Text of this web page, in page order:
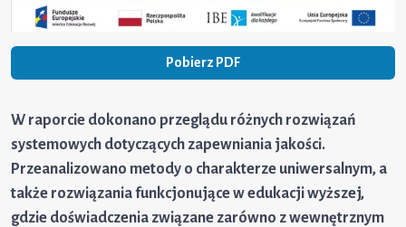
Pobierz PDF
W raporcie dokonano przeglądu różnych rozwiązań
systemowych dotyczących zapewniania jakości.
Przeanalizowano metody o charakterze uniwersalnym, a
także rozwiązania funkcjonujące w edukacji wyższej,
gdzie doświadczenia związane zarówno z wewnętrznym